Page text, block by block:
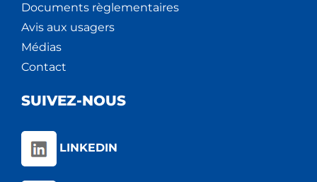
Documents règlementaires
Avis aux usagers
Médias
Contact
SUIVEZ-NOUS
LINKEDIN